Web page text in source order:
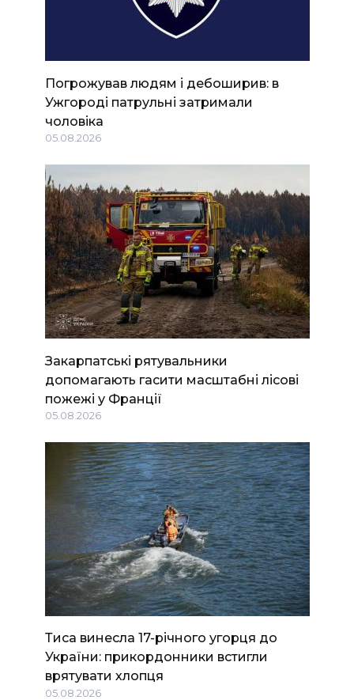
Погрожував людям і дебоширив: в
Ужгороді патрульні затримали
чоловіка
05.08.2026
Закарпатські рятувальники
допомагають гасити масштабні лісові
пожежі у Франції
05.08.2026
Тиса винесла 17-річного угорця до
України: прикордонники встигли
врятувати хлопця
05.08.2026